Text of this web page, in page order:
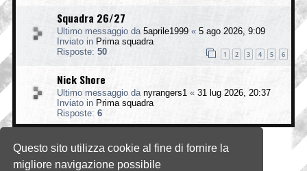
Questo sito utilizza cookie al fine di fornire la
migliore navigazione possibile
Squadra 26/27
Ultimo messaggio da 5aprile1999 « 5 ago 2026, 9:09
Inviato in Prima squadra
Risposte: 50 1 2 3 4 5 6
Nick Shore
Ultimo messaggio da nyrangers1 « 31 lug 2026, 20:37
Inviato in Prima squadra
Risposte: 6